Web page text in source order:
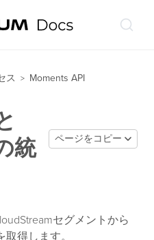
ス > Moments API
統
ページをコピー
セグメントから
得します。